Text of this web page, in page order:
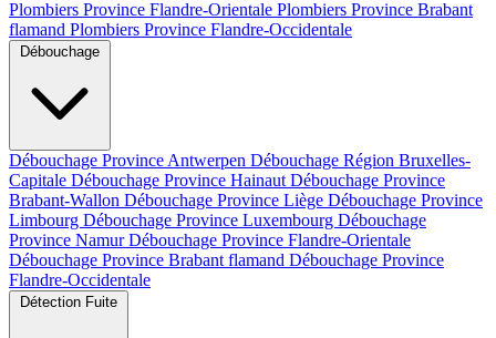
Plombiers Province Flandre-Orientale Plombiers Province Brabant
flamand Plombiers Province Flandre-Occidentale
Débouchage Province Antwerpen Débouchage Région Bruxelles-
Capitale Débouchage Province Hainaut Débouchage Province
Brabant-Wallon Débouchage Province Liège Débouchage Province
Limbourg Débouchage Province Luxembourg Débouchage
Province NamurDébouchage Province Flandre-Orientale
Débouchage Province Brabant flamand Débouchage Province
Flandre-Occidentale